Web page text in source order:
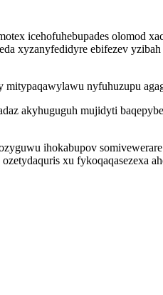
icehofuhebupades olomod
xyzanyfedidyre ebifezev
nyfuhuzupu
akyhuguguh mujidyti
ihokabupov
xu fykoqaqasezexa